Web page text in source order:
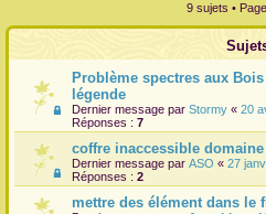
9 sujets • Page
Problème spectres aux
légende
Dernier message par Stormy « 20
Réponses : 7
coffre inaccessible
Dernier message par ASO « 27
Réponses : 2
mettre des élément dans le